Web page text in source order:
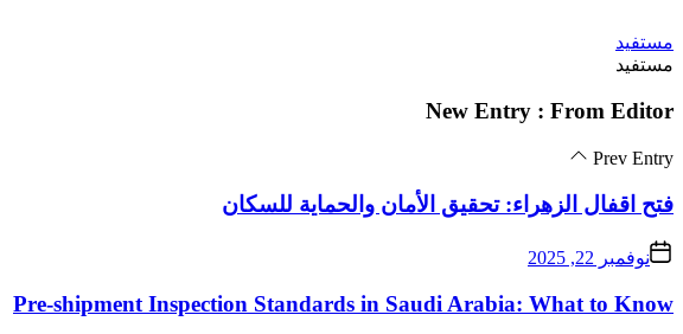
Skip
to
content
مستفيد
مستفيد
New Entry : From Editor
Prev Entry
فتح اقفال الزهراء: تحقيق الأمان والحماية للسكان
نوفمبر 22, 2025
Pre-shipment Inspection Standards in Saudi Arabia: What to Know